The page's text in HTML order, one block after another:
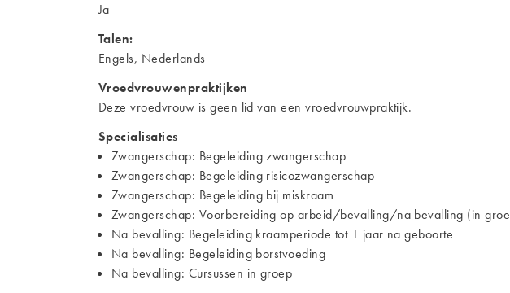
Ja
Talen:
Engels, Nederlands
Vroedvrouwenpraktijken
Deze vroedvrouw is geen lid van een vroedvrouwpraktijk.
Specialisaties
Zwangerschap: Begeleiding zwangerschap
Zwangerschap: Begeleiding risicozwangerschap
Zwangerschap: Begeleiding bij miskraam
Zwangerschap: Voorbereiding op arbeid/bevalling/na bevalling (in
Na bevalling: Begeleiding kraamperiode tot 1 jaar na geboorte
Na bevalling: Begeleiding borstvoeding
Na bevalling: Cursussen in groep